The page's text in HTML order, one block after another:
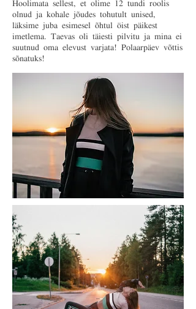
Hoolimata sellest, et olime 12 tundi roolis
olnud ja kohale jõudes tohutult unised,
läksime juba esimesel õhtul öist päikest
imetlema. Taevas oli täiesti pilvitu ja mina ei
suutnud oma elevust varjata! Polaarpäev võttis
sõnatuks!